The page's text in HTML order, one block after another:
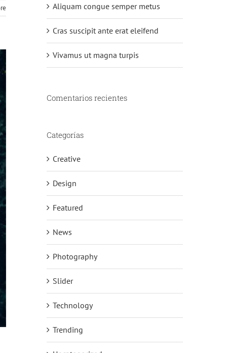
Aliquam congue semper metus
Cras suscipit ante erat eleifend
Vivamus ut magna turpis
Comentarios recientes
Categorías
Creative
Design
Featured
News
Photography
Slider
Technology
Trending